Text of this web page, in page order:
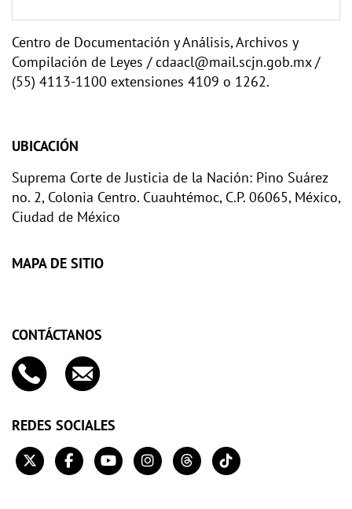
Centro de Documentación y Análisis, Archivos y
Compilación de Leyes / cdaacl@mail.scjn.gob.mx /
(55) 4113-1100 extensiones 4109 o 1262.
UBICACIÓN
Suprema Corte de Justicia de la Nación: Pino Suárez
no. 2, Colonia Centro. Cuauhtémoc, C.P. 06065, México,
Ciudad de México
MAPA DE SITIO
CONTÁCTANOS
REDES SOCIALES